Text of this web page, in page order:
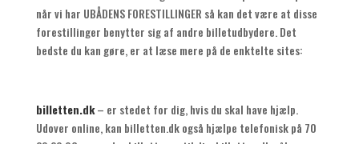
når vi har UBÅDENS FORESTILLINGER så kan det være at disse
forestillinger benytter sig af andre billetudbydere. Det
bedste du kan gøre, er at læse mere på de enktelte sites:
billetten.dk– er stedet for dig, hvis du skal have hjælp.
Udover online, kan billetten.dk også hjælpe telefonisk på 70